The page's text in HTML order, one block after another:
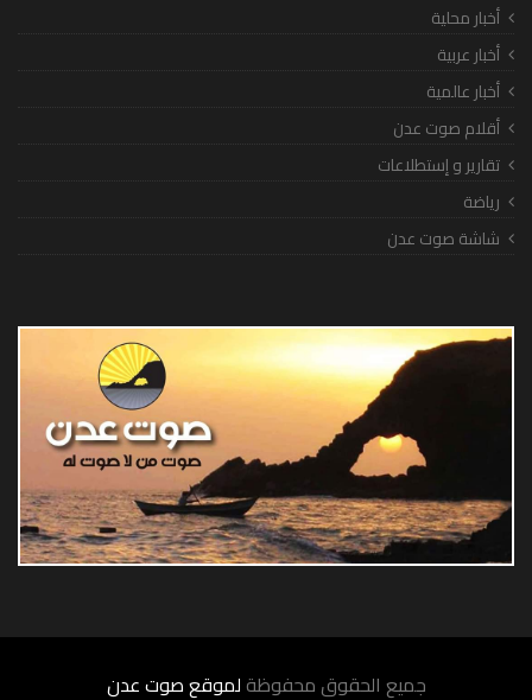
أخبار محلية
أخبار عربية
أخبار عالمية
أقلام صوت عدن
تقارير و إستطلاعات
رياضة
شاشة صوت عدن
جميع الحقوق محفوظة لموقع صوت عدن